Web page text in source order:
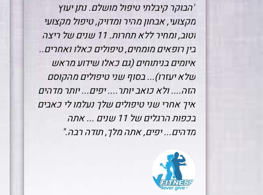
"הבוקר קיבלתי טיפול מושלם. נתן יעוץ
מקצועי, אבחון מהיר ומדויק, טיפול מקצועי
וטוב, ומחיר ללא תחרות. 11 שנים של ריצה
בין רופאים מומחים, טיפולים כאלו ואחרים..
איומים בניתוחים (גם כאלו שידוע מראש
שלא יעזרו)... בסוף שני טיפולים מהקוסם
הזה.... ולא כואב יותר.... יפים... יותר מדהים
איך אחרי שני טיפולים שלך נעלמו לי כאבים
בכפות הרגלים של 11 שנים ... אתה
מדהים... יפים, אתה מלך, תודה רבה."